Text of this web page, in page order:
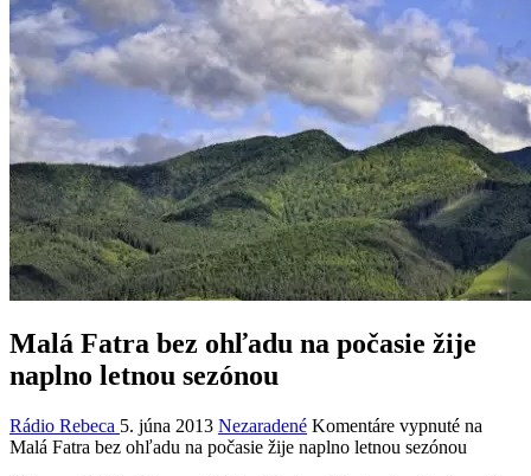
Malá Fatra bez ohľadu na počasie žije
naplno letnou sezónou
Rádio Rebeca 5. júna 2013 Nezaradené Komentáre vypnuté na
Malá Fatra bez ohľadu na počasie žije naplno letnou sezónou